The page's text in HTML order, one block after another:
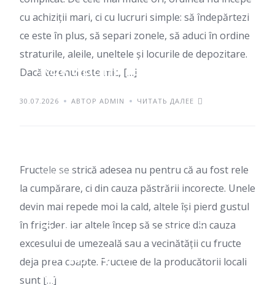
cu achiziții mari, ci cu lucruri simple: să îndepărtezi
ce este în plus, să separi zonele, să aduci în ordine
straturile, aleile, uneltele și locurile de depozitare.
Dacă terenul este mic, […]
30.07.2026 АВТОР ADMIN ЧИТАТЬ ДАЛЕЕ
БЛОГ
Как хранить фрукты,
чтобы они не
Fructele se strică adesea nu pentru că au fost rele
la cumpărare, ci din cauza păstrării incorecte. Unele
devin mai repede moi la cald, altele își pierd gustul
în frigider, iar altele încep să se strice din cauza
excesului de umezeală sau a vecinătății cu fructe
deja prea coapte. Fructele de la producătorii locali
sunt […]
Ярмарки с местной
продукцией в
Кишиневе: куда можно